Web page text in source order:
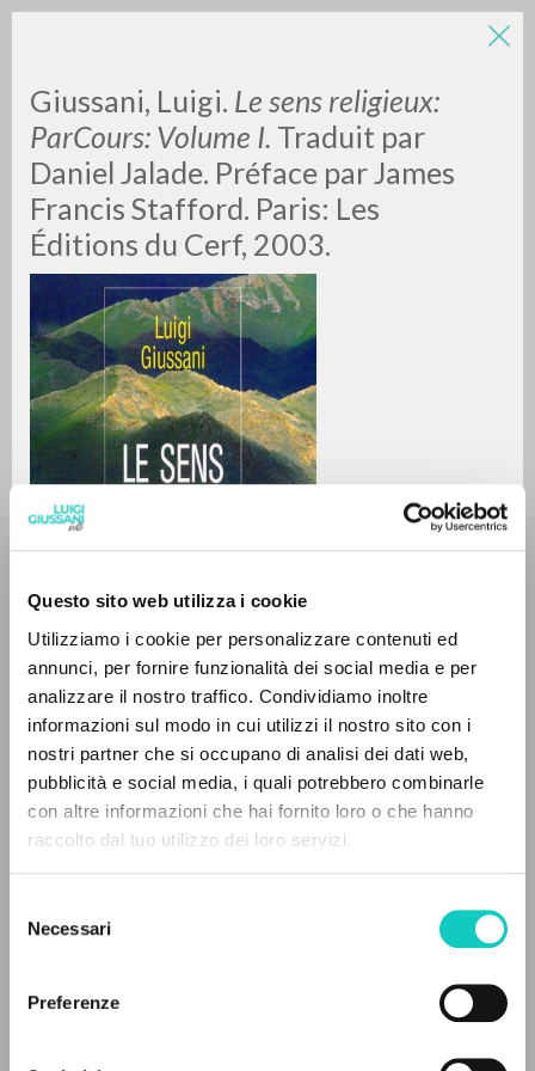
Questo sito web utilizza i cookie
Utilizziamo i cookie per personalizzare contenuti ed
annunci, per fornire funzionalità dei social media e per
analizzare il nostro traffico. Condividiamo inoltre
informazioni sul modo in cui utilizzi il nostro sito con i
nostri partner che si occupano di analisi dei dati web,
pubblicità e social media, i quali potrebbero combinarle
con altre informazioni che hai fornito loro o che hanno
raccolto dal tuo utilizzo dei loro servizi.
delNecessari
Preferenze
Giussani, Luigi. Le sens religieux:
ParCours: Volume I. Traduit par
Daniel Jalade. Préface par James
Francis Stafford. Paris: Les
Éditions du Cerf, 2003.
Giussani LuigiAuthor
2003
LUIGI
GIUSSANI
0RESULTS FOUND
MORE RESULTS